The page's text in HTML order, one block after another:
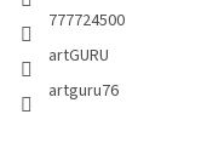
777724500
artGURU
artguru76